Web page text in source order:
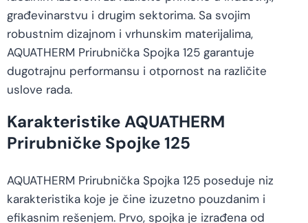
građevinarstvu i drugim sektorima. Sa svojim
robustnim dizajnom i vrhunskim materijalima,
AQUATHERM Prirubnička Spojka 125 garantuje
dugotrajnu performansu i otpornost na različite
uslove rada.
Karakteristike AQUATHERM
Prirubničke Spojke 125
AQUATHERM Prirubnička Spojka 125 poseduje niz
karakteristika koje je čine izuzetno pouzdanim i
efikasnim rešenjem. Prvo, spojka je izrađena od